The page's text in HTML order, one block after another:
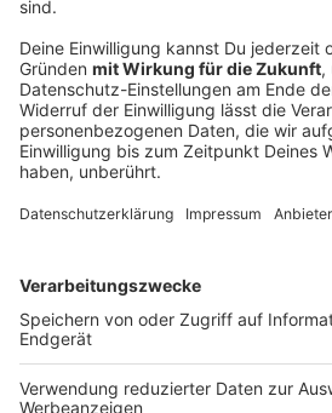
«Zuständigkeitswirrwarr»?
Drohnenabwehr entbrannt
Nach dem Drohnenfund am
fordern Politiker und Experten
DEINE GEMERKTEN ARTIKEL
Du hast dir noch keine Artikel